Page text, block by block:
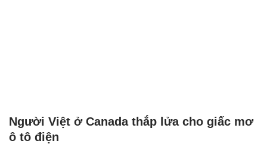
Người Việt ở Canada thắp lửa cho giấc mơ
ô tô điện